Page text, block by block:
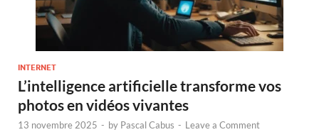
INTERNET
L’intelligence artificielle transforme vos
photos en vidéos vivantes
13 novembre 2025 - by Pascal Cabus - Leave a Comment